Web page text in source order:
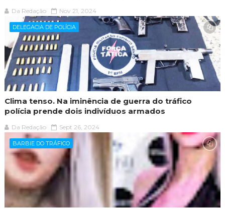
Da Redação Nov 21, 2024
DELEGACIA DE POLÍCIA
Clima tenso. Na iminência de guerra do tráfico
polícia prende dois indivíduos armados
Da Redação Sept 26, 2024
BARBIE DO TRÁFICO